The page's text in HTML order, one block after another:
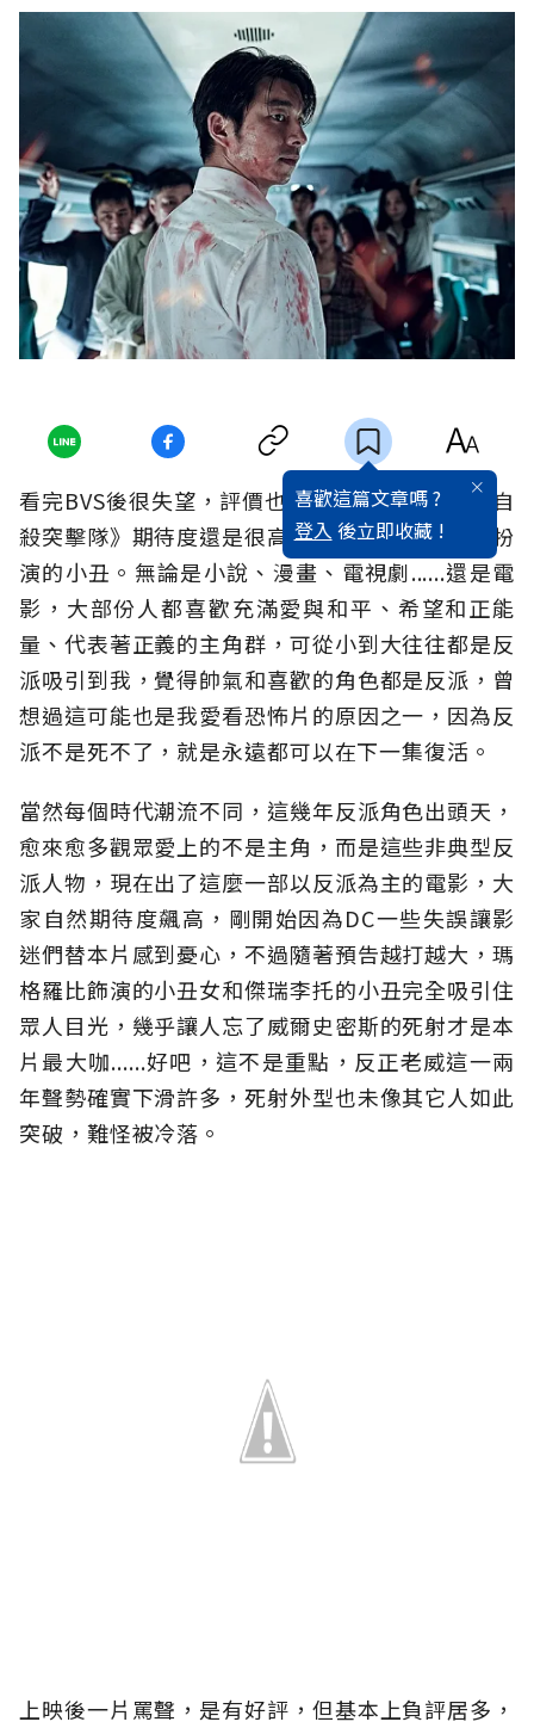
喜歡這篇文章嗎 ?
登入 後立即收藏 !
看完BVS後很失望，評價也不怎麼好，但對於《自
殺突擊隊》期待度還是很高的，尤其是傑瑞李托扮
演的小丑。無論是小說、漫畫、電視劇......還是電
影，大部份人都喜歡充滿愛與和平、希望和正能
量、代表著正義的主角群，可從小到大往往都是反
派吸引到我，覺得帥氣和喜歡的角色都是反派，曾
想過這可能也是我愛看恐怖片的原因之一，因為反
派不是死不了，就是永遠都可以在下一集復活。
當然每個時代潮流不同，這幾年反派角色出頭天，
愈來愈多觀眾愛上的不是主角，而是這些非典型反
派人物，現在出了這麼一部以反派為主的電影，大
家自然期待度飆高，剛開始因為DC一些失誤讓影
迷們替本片感到憂心，不過隨著預告越打越大，瑪
格羅比飾演的小丑女和傑瑞李托的小丑完全吸引住
眾人目光，幾乎讓人忘了威爾史密斯的死射才是本
片最大咖......好吧，這不是重點，反正老威這一兩
年聲勢確實下滑許多，死射外型也未像其它人如此
突破，難怪被冷落。
上映後一片罵聲，是有好評，但基本上負評居多，